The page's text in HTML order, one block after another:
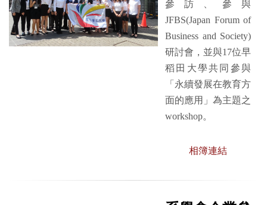
參訪
參與
JFBS(Japan Forum of
Business and Society)
研討會 ，並與17位早
稻田大學共同參與
「永續發展在教育方
面的應用」為主題之
workshop。
相簿連結